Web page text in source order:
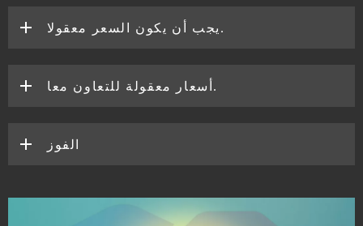
يجب أن يكون السعر معقولا.
أسعار معقولة للتعاون معا.
الفوز